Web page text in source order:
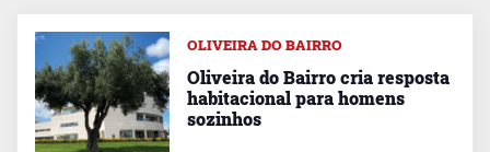
OLIVEIRA DO BAIRRO
Oliveira do Bairro cria resposta
habitacional para homens
sozinhos